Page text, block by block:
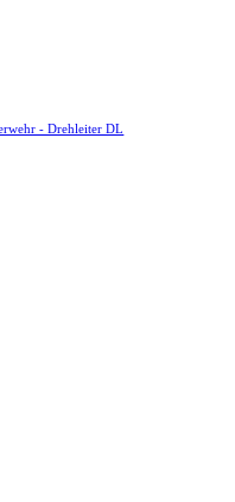
- Drehleiter DL